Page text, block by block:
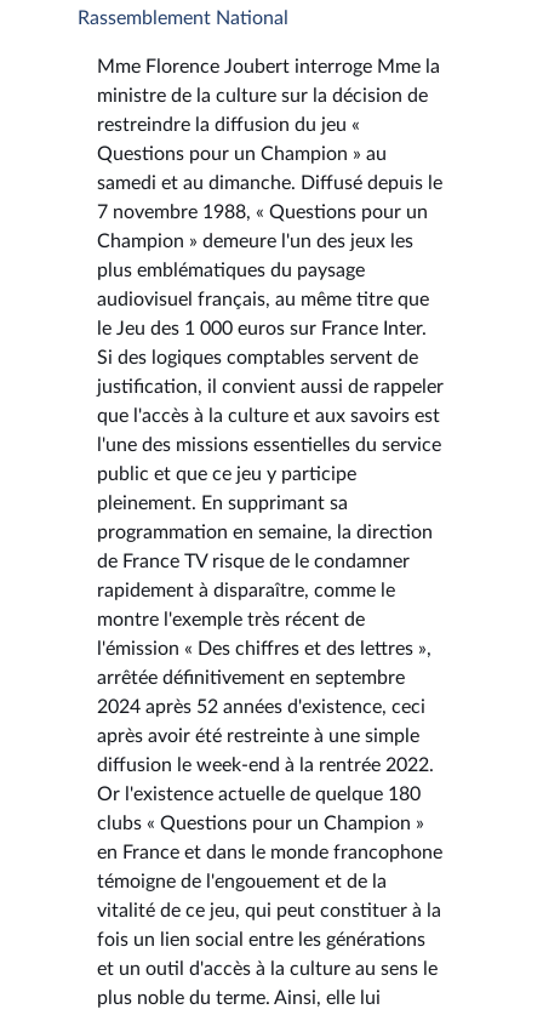
Rassemblement National
Mme Florence Joubert interroge Mme la
ministre de la culture sur la décision de
restreindre la diffusion du jeu «
Questions pour un Champion » au
samedi et au dimanche. Diffusé depuis le
7 novembre 1988, « Questions pour un
Champion » demeure l'un des jeux les
plus emblématiques du paysage
audiovisuel français, au même titre que
le Jeu des 1 000 euros sur France Inter.
Si des logiques comptables servent de
justification, il convient aussi de rappeler
que l'accès à la culture et aux savoirs est
l'une des missions essentielles du service
public et que ce jeu y participe
pleinement. En supprimant sa
programmation en semaine, la direction
de France TV risque de le condamner
rapidement à disparaître, comme le
montre l'exemple très récent de
l'émission « Des chiffres et des lettres »,
arrêtée définitivement en septembre
2024 après 52 années d'existence, ceci
après avoir été restreinte à une simple
diffusion le week-end à la rentrée 2022.
Or l'existence actuelle de quelque 180
clubs « Questions pour un Champion »
en France et dans le monde francophone
témoigne de l'engouement et de la
vitalité de ce jeu, qui peut constituer à la
fois un lien social entre les générations
et un outil d'accès à la culture au sens le
plus noble du terme. Ainsi, elle lui